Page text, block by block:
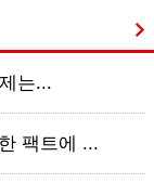
는...
팩트에 ...